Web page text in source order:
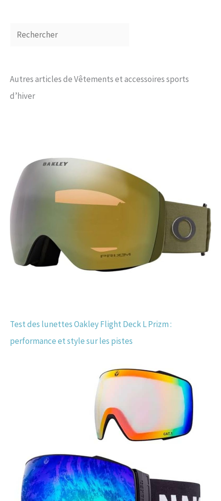
Autres articles de Vêtements et accessoires sports
d’hiver
Test des lunettes Oakley Flight Deck L Prizm :
performance et style sur les pistes